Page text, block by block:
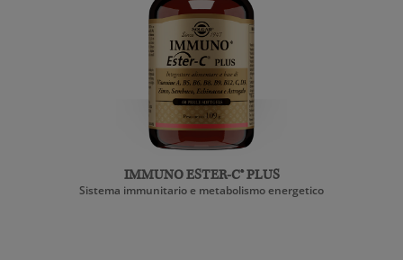
IMMUNO ESTER-C® PLUS
Sistema immunitario e metabolismo energetico